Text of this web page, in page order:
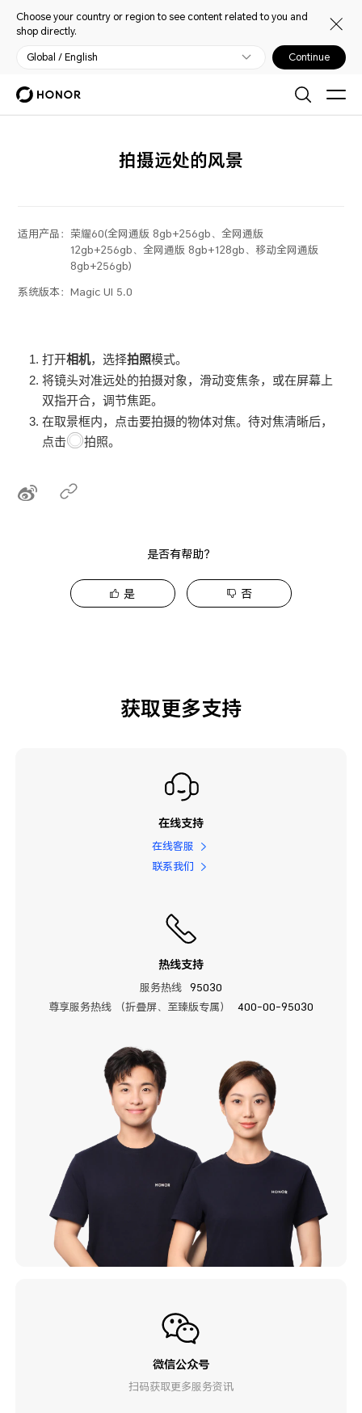
Choose your country or region to see content related to you and
shop directly.
Global / English Continue
拍摄远处的风景
适用产品： 荣耀60(全网通版 8gb+256gb、全网通版
12gb+256gb、全网通版 8gb+128gb、移动全网通版
8gb+256gb)
系统版本：Magic UI 5.0
打开相机，选择拍照模式。
将镜头对准远处的拍摄对象，滑动变焦条，或在屏幕上
双指开合，调节焦距。
在取景框内，点击要拍摄的物体对焦。待对焦清晰后，
点击
拍照。
是否有帮助？
是 否
获取更多支持
在线支持
在线客服
联系我们
热线支持
服务热线
95030
尊享服务热线 （折叠屏、至臻版专属）
400-00-95030
微信公众号
扫码获取更多服务资讯